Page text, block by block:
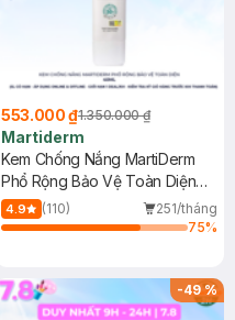
553.000 ₫1.350.000 ₫
Martiderm
Kem Chống Nắng MartiDerm
Phổ Rộng Bảo Vệ Toàn Diện
40ml
4.9 (110)
251/tháng
75%
-49%